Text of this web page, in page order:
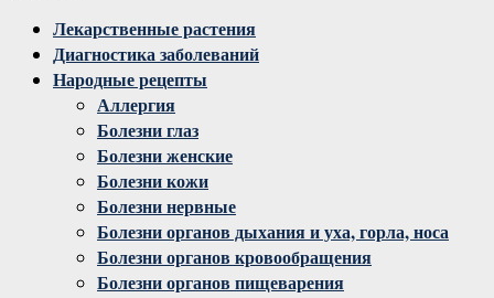
Facebook
Twitter
Instagram
YoutubeЛекарственные растения
Диагностика заболеваний
Народные рецепты
Аллергия
Болезни глаз
Болезни женские
Болезни кожи
Болезни нервные
Болезни органов дыхания и уха, горла, носа
Болезни органов кровообращения
Болезни органов пищеварения